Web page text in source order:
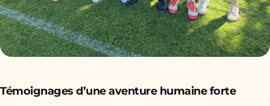
Témoignages d’une aventure humaine forte